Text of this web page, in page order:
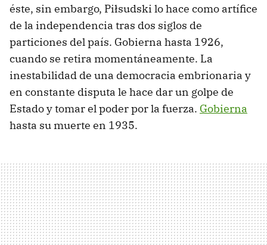
éste, sin embargo, Piłsudski lo hace como artífice
de la independencia tras dos siglos de
particiones del país. Gobierna hasta 1926,
cuando se retira momentáneamente. La
inestabilidad de una democracia embrionaria y
en constante disputa le hace dar un golpe de
Estado y tomar el poder por la fuerza. Gobierna
hasta su muerte en 1935.